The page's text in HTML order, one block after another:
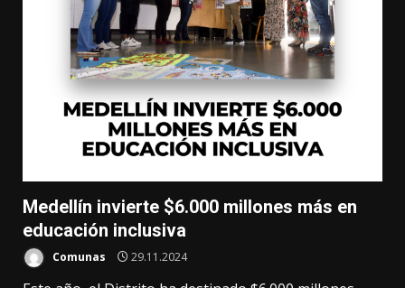
Medellín invierte $6.000 millones más en
educación inclusiva
Comunas 29.11.2024